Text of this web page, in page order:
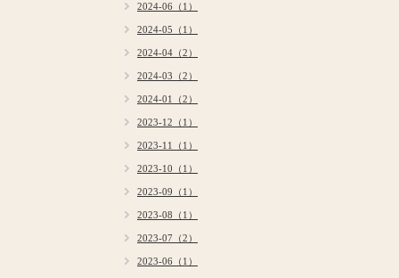
2024-06（1）
2024-05（1）
2024-04（2）
2024-03（2）
2024-01（2）
2023-12（1）
2023-11（1）
2023-10（1）
2023-09（1）
2023-08（1）
2023-07（2）
2023-06（1）